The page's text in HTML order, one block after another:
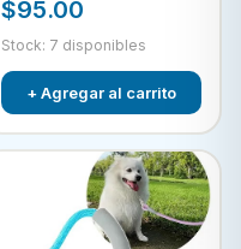
$95.00
Stock: 7 disponibles
+ Agregar al carrito